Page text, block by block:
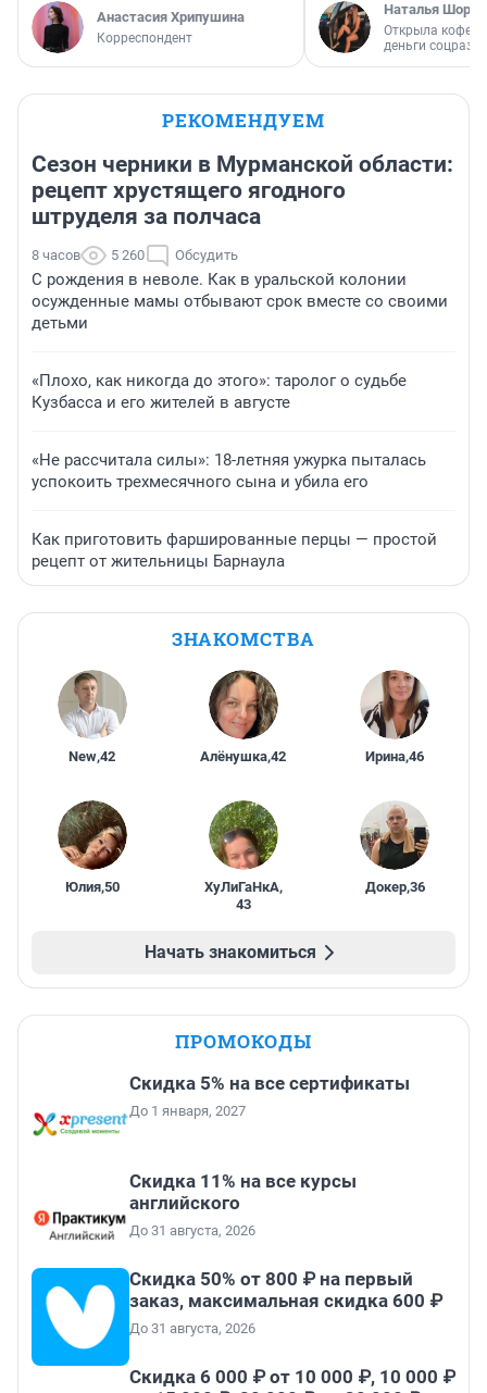
Анастасия Хрипушина
Корреспондент
Наталья
Открыла
деньги
РЕКОМЕНДУЕМ
Сезон черники в Мурманской области:
рецепт хрустящего ягодного
штруделя за полчаса
8 часов 5 260 Обсудить
С рождения в неволе. Как в уральской колонии
осужденные мамы отбывают срок вместе со своими
детьми
«Плохо, как никогда до этого»: таролог о судьбе
Кузбасса и его жителей в августе
«Не рассчитала силы»: 18-летняя ужурка пыталась
успокоить трехмесячного сына и убила его
Как приготовить фаршированные перцы — простой
рецепт от жительницы Барнаула
ЗНАКОМСТВА
New,42 Алёнушка,42 Ирина,46
Юлия,50 ХуЛиГаНкА,
43
Докер,36
Начать знакомиться
ПРОМОКОДЫ
Скидка 5% на все сертификаты
До 1 января, 2027
Скидка 11% на все курсы
английского
До 31 августа, 2026
Скидка 50% от 800 ₽ на первый
заказ, максимальная скидка 600 ₽
До 31 августа, 2026
Скидка 6 000 ₽ от 10 000 ₽, 10 000 ₽